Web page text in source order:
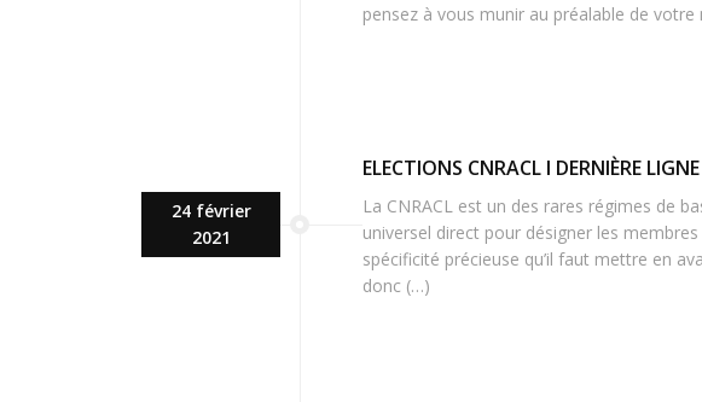
pensez à vous munir au préalable de
24 février
2021
ELECTIONS CNRACL I DERNIÈRE
La CNRACL est un des rares régimes de
universel direct pour désigner les membres
spécificité précieuse qu’il faut mettre en
donc (…)